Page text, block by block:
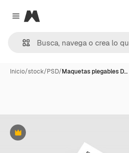
Close menu
Magnific
Inicio/stock/PSD/Maquetas plegables D…
Premium